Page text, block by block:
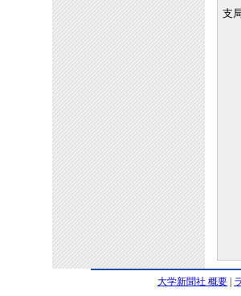
支
大学新聞社 概要 |